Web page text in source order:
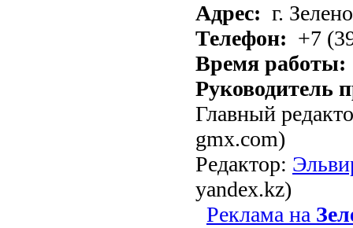
Адрес: г.
Телефон: +7
Время работы:
Руководитель
Главный
gmx.com)
Редактор:
yandex.kz)
Реклама на